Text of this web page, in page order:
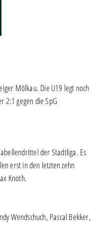
Mölkau. Die U19 legt noch
2:1 gegen die SpG
der Stadtliga. Es
erst in den letzten zehn
Knoth.
Wendschuch, Pascal Bekker,